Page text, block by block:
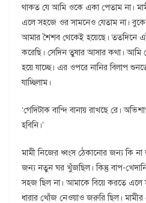
থাকত যে আমি ওকে একা পেতাম না।
এলে সহজে ওর সামনেও যেতাম না।
আমার শৈশব থেকেই হয়েছে। ততদিনে
করেছি। সেদিন তুষার আসার কথা। আমি
হয়ে যাচ্ছে। এর ওপরে নানির বিলাপ
যাচ্ছিলাম।
‘গেদিটাক বান্দি বানায় রাখছে রে।
হবিনি।’
মামী নিজের ধ্বংস ঠেকানোর জন্য কি
জন্য নতুন ঘর খুঁজছিল। কিন্তু বাপ-
সহজ ছিল না। আমাকে বিয়ে করতে
ধারার খোঁজ নেওয়াও জরুরি ছিল। মামীর